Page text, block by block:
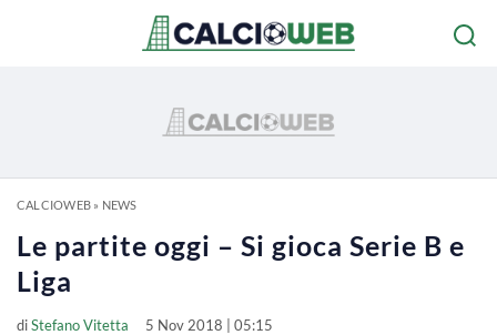
CALCIOWEB» NEWS
Le partite oggi – Si gioca Serie B e
Liga
diStefano Vitetta 5 Nov 2018 | 05:15